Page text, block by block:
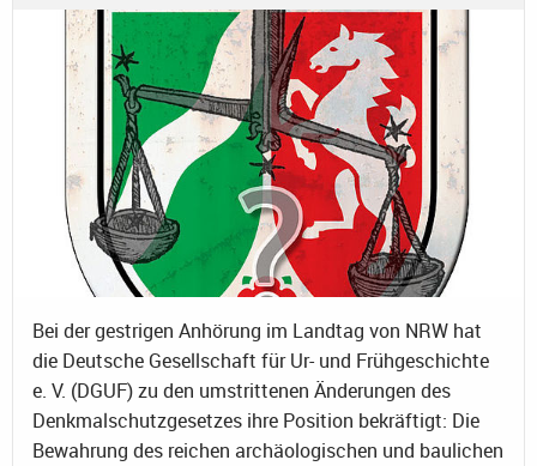
Bei der gestrigen Anhörung im Landtag von NRW hat
die Deutsche Gesellschaft für Ur- und Frühgeschichte
e. V. (DGUF) zu den umstrittenen Änderungen des
Denkmalschutzgesetzes ihre Position bekräftigt: Die
Bewahrung des reichen archäologischen und baulichen